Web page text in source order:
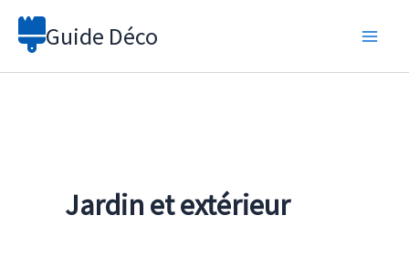
Aller
Guide Déco
Jardin et extérieur